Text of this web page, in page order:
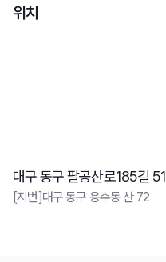
위치
대구 동구 팔공산로185길 51
[지번]대구 동구 용수동 산 72